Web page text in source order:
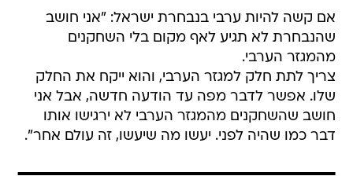
אם קשה להיות ערבי בנבחרת ישראל: "אני חושב
שהנבחרת לא תגיע לאף מקום בלי השחקנים
מהמגזר הערבי.
צריך לתת חלק למגזר הערבי, והוא ייקח את החלק
שלו. אפשר לדבר מפה עד הודעה חדשה, אבל אני
חושב שהשחקנים מהמגזר הערבי לא ירגישו אותו
דבר כמו שהיה לפני. יעשו מה שיעשו, זה עולם אחר".